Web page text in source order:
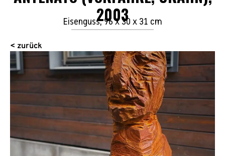
2003
Eisenguss, 96 x 30 x 31 cm
< zurück